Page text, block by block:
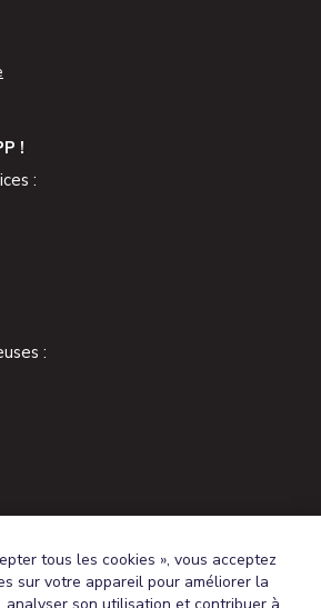
!
:
:
tous les cookies », vous acceptez
sur votre appareil pour améliorer la